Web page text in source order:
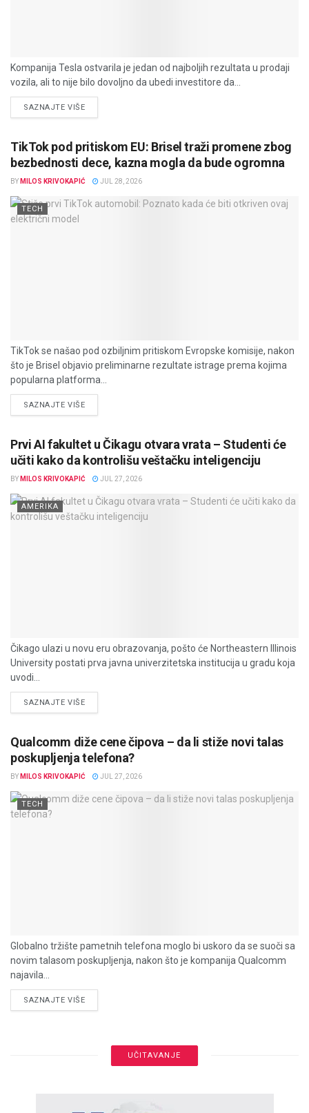
Kompanija Tesla ostvarila je jedan od najboljih rezultata u prodaji
vozila, ali to nije bilo dovoljno da ubedi investitore da...
SAZNAJTE VIŠEDETAILS
TikTok pod pritiskom EU: Brisel traži promene zbog
bezbednosti dece, kazna mogla da bude ogromna
BY MILOS KRIVOKAPIĆ JUL 28, 2026
TECH
TikTok se našao pod ozbiljnim pritiskom Evropske komisije, nakon
što je Brisel objavio preliminarne rezultate istrage prema kojima
popularna platforma...
SAZNAJTE VIŠEDETAILS
Prvi AI fakultet u Čikagu otvara vrata – Studenti će
učiti kako da kontrolišu veštačku inteligenciju
BY MILOS KRIVOKAPIĆ JUL 27, 2026
AMERIKA
Čikago ulazi u novu eru obrazovanja, pošto će Northeastern Illinois
University postati prva javna univerzitetska institucija u gradu koja
uvodi...
SAZNAJTE VIŠEDETAILS
Qualcomm diže cene čipova – da li stiže novi talas
poskupljenja telefona?
BY MILOS KRIVOKAPIĆ JUL 27, 2026
TECH
Globalno tržište pametnih telefona moglo bi uskoro da se suoči sa
novim talasom poskupljenja, nakon što je kompanija Qualcomm
najavila...
SAZNAJTE VIŠEDETAILS
UČITAVANJE